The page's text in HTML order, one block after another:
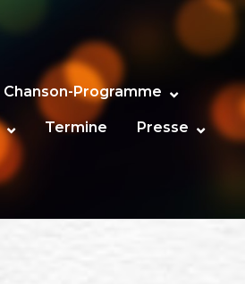
Chanson-Programme
Termine Presse